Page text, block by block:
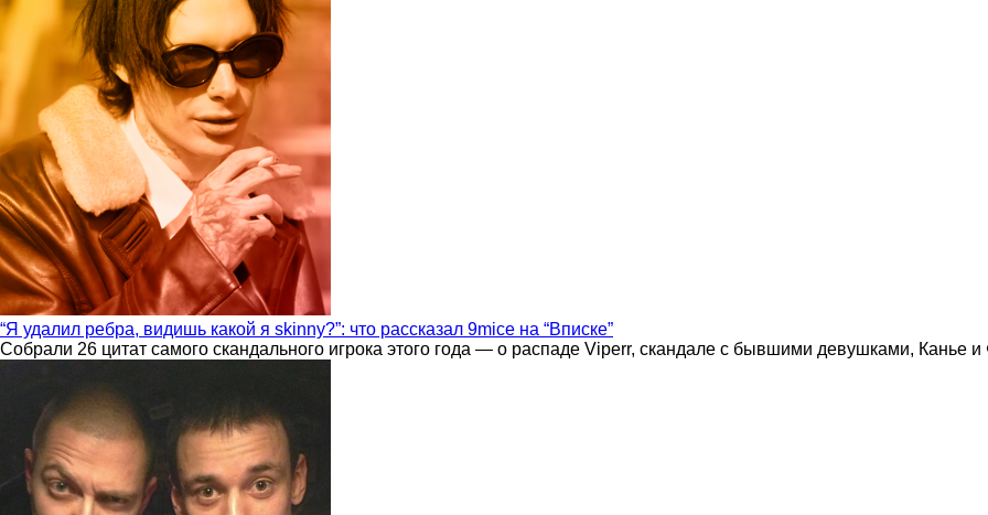
“Я удалил ребра, видишь какой я skinny?”: что рассказал 9mice на “Вписке”
Собрали 26 цитат самого скандального игрока этого года — о распаде Viperr, скандале с бывшими девушками, Канье